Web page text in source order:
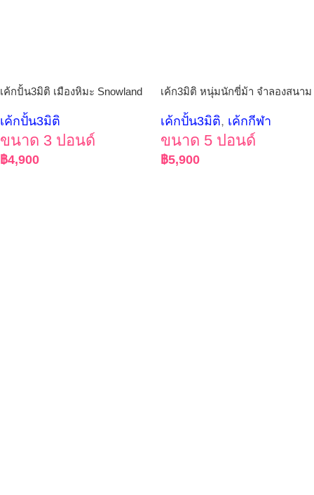
เค้กปั้น3มิติ เมืองหิมะ Snowland
เค้กปั้น3มิติ
ขนาด 3 ปอนด์
฿4,900
เค้ก3มิติ หนุ่มนักขี่ม้า จำลองสนาม
เค้กปั้น3มิติ, เค้กกีฬา
ขนาด 5 ปอนด์
฿5,900